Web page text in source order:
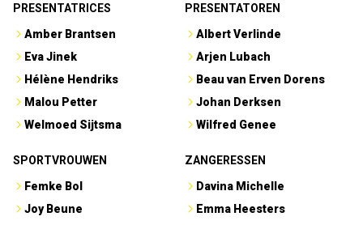
PRESENTATRICES
Amber Brantsen
Eva Jinek
Hélène Hendriks
Malou Petter
Welmoed Sijtsma
PRESENTATOREN
Albert Verlinde
Arjen Lubach
Beau van Erven Dorens
Johan Derksen
Wilfred Genee
SPORTVROUWEN
Femke Bol
Joy Beune
ZANGERESSEN
Davina Michelle
Emma Heesters